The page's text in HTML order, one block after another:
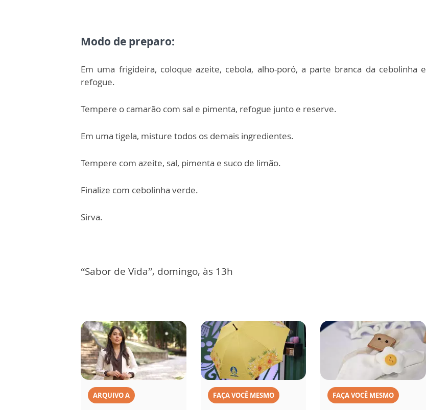
Modo de preparo:
Em uma frigideira, coloque azeite, cebola, alho-poró, a parte branca da cebolinha e
refogue.
Tempere o camarão com sal e pimenta, refogue junto e reserve.
Em uma tigela, misture todos os demais ingredientes.
Tempere com azeite, sal, pimenta e suco de limão.
Finalize com cebolinha verde.
Sirva.
“Sabor de Vida”, domingo, às 13h
ARQUIVO A FAÇA VOCÊ MESMO FAÇA VOCÊ MESMO